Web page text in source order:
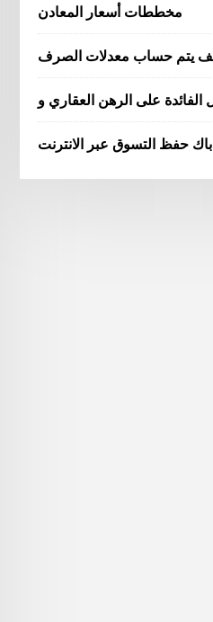
مخططات أسعار المعادن
باك حفظ التسوق عبر الانترنت